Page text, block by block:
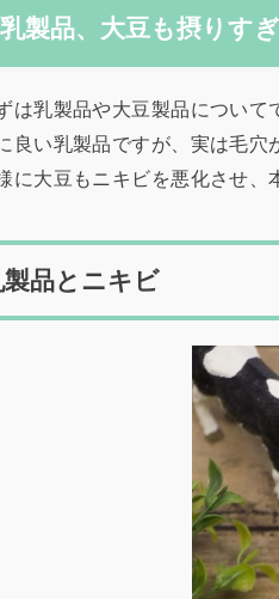
乳製品、大豆も摂りす
は乳製品や大豆製品について
良い乳製品ですが、実は毛穴
に大豆もニキビを悪化させ、
製品とニキビ